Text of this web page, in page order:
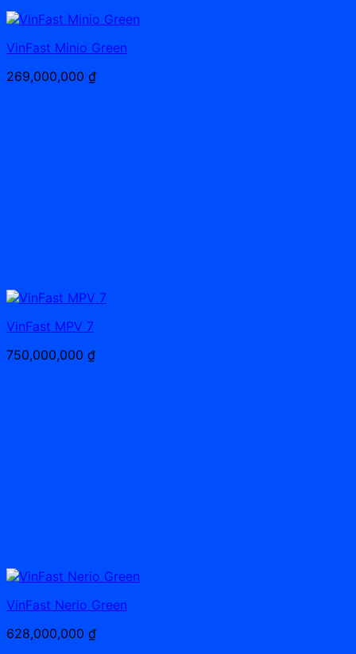
VinFast Minio Green
269,000,000 ₫
VinFast MPV 7
750,000,000 ₫
VinFast Nerio Green
628,000,000 ₫